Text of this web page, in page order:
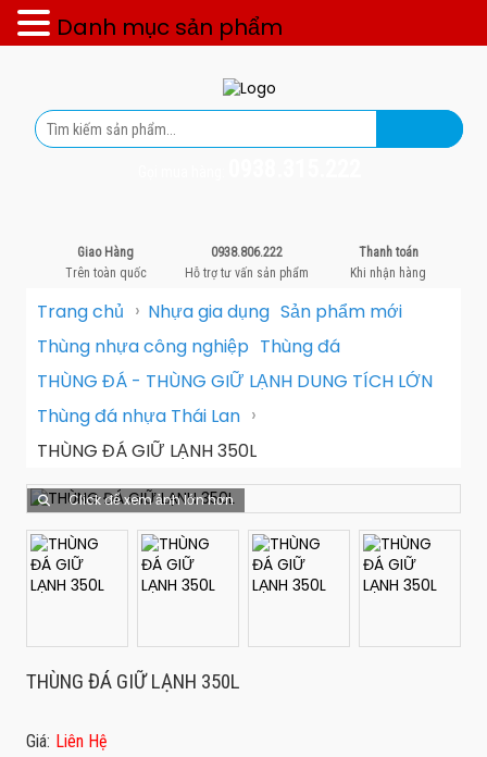
Giao Hàng
Trên toàn quốc
0938.806.222
Hỗ trợ tư vấn sản phẩm
Thanh toán
Khi nhận hàng
Trang chủ › Nhựa gia dụng Sản phẩm mới
Thùng nhựa công nghiệp Thùng đá
THÙNG ĐÁ - THÙNG GIỮ LẠNH DUNG TÍCH LỚN
Thùng đá nhựa Thái Lan ›
THÙNG ĐÁ GIỮ LẠNH 350L
Click để xem ảnh lớn hơn
THÙNG ĐÁ GIỮ LẠNH 350L
Giá: Liên Hệ
Danh mục sản phẩm